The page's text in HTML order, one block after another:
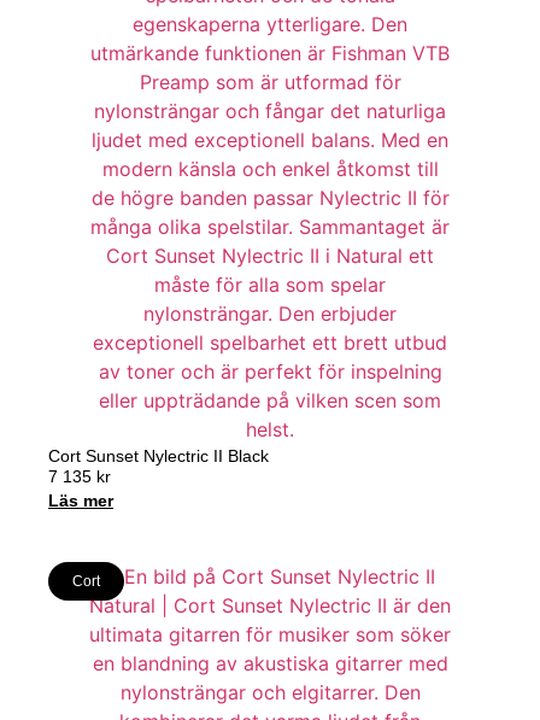
Cort Sunset Nylectric II Black
7 135 kr
Läs mer
Cort